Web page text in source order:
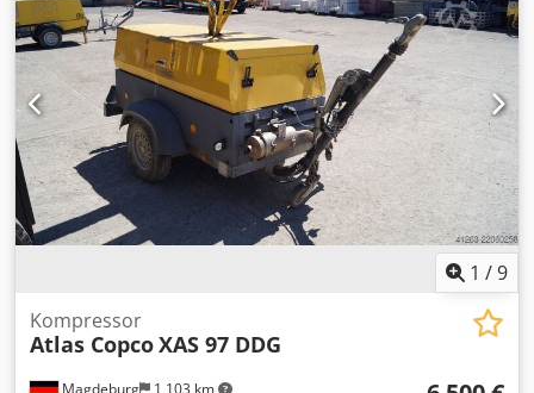
1 /9
Magdeburg 1 103 km
Kompressor
Atlas CopcoXAS 97 DDG